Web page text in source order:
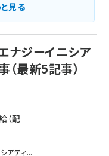
見る
ナジーイニシア
最新5記事）
（配
アティ...